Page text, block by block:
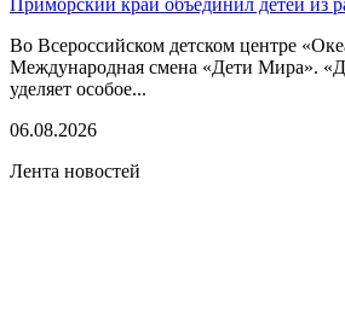
Во Всероссийском детском центре
Международная смена «Дети Мира».
уделяет особое...
06.08.2026
Лента новостей